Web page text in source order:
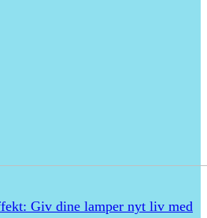
Giv dine lamper nyt liv med